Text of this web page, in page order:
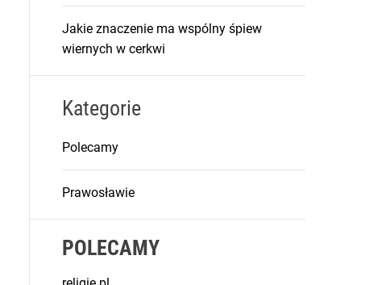
Jakie znaczenie ma wspólny śpiew
wiernych w cerkwi
Kategorie
Polecamy
Prawosławie
POLECAMY